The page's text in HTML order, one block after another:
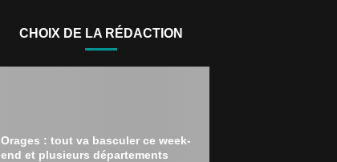
CHOIX DE LA RÉDACTION
Orages : tout va basculer ce week-
end et plusieurs départements